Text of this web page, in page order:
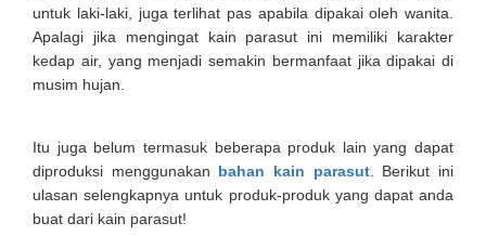
untuk laki-laki, juga terlihat pas apabila dipakai oleh wanita.
Apalagi jika mengingat kain parasut ini memiliki karakter
kedap air, yang menjadi semakin bermanfaat jika dipakai di
musim hujan.
Itu juga belum termasuk beberapa produk lain yang dapat
diproduksi menggunakan bahan kain parasut. Berikut ini
ulasan selengkapnya untuk produk-produk yang dapat anda
buat dari kain parasut!